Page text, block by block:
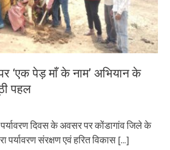
‘एक पेड़ माँ के नाम’ अभियान के
पहल
दिवस के अवसर पर कोंडागांव जिले के
पर्यावरण संरक्षण एवं हरित विकास [...]